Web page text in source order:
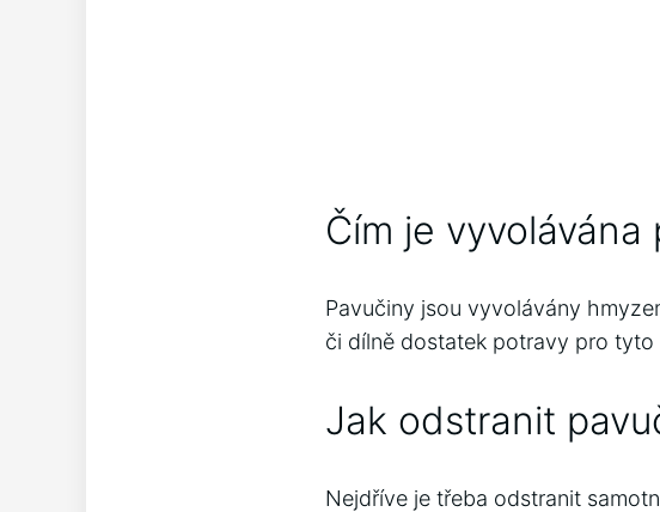
Čím je vyvolávána
Pavučiny jsou vyvolávány
či dílně dostatek potravy pro
Jak odstranit
Nejdříve je třeba odstranit